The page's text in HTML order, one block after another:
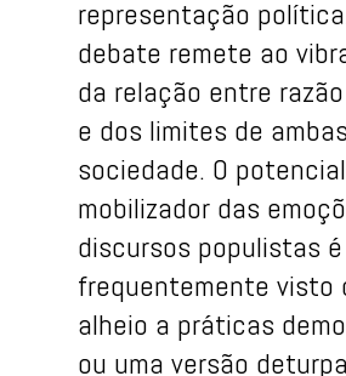
representação
debate remete ao
da relação entre
e dos limites de
sociedade. O potencial
mobilizador das
discursos populistas é
frequentemente visto
alheio a práticas
ou uma versão